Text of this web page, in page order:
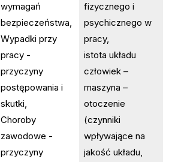
wymagań
bezpieczeństwa,
Wypadki przy
pracy -
przyczyny
postępowania i
skutki,
Choroby
zawodowe -
przyczyny
fizycznego i
psychicznego w
pracy,
istota układu
człowiek –
maszyna –
otoczenie
(czynniki
wpływające na
jakość układu,